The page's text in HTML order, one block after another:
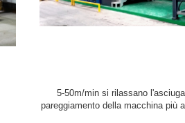
Completamente automatico rilassi
Pin Tenter Frame